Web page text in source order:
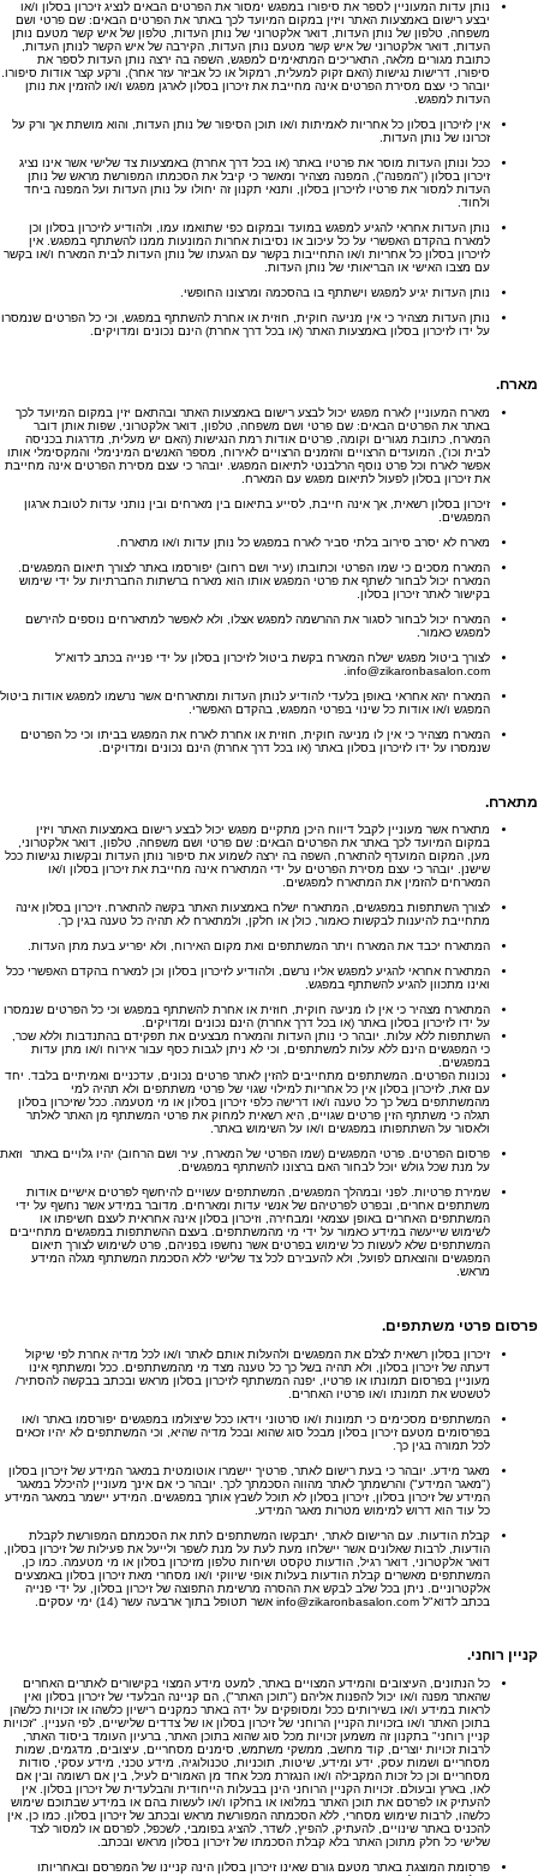
נותן עדות המעוניין לספר את סיפורו במפגש ימסור את הפרטים הבאים לנציג זיכרון בסלון ו/או
יבצע רישום באמצעות האתר ויזין במקום המיועד לכך באתר את הפרטים הבאים: שם פרטי ושם
משפחה, טלפון של נותן העדות, דואר אלקטרוני של נותן העדות, טלפון של איש קשר מטעם נותן
העדות, דואר אלקטרוני של איש קשר מטעם נותן העדות, הקירבה של איש הקשר לנותן העדות,
כתובת מגורים מלאה, התאריכים המתאימים למפגש, השפה בה ירצה נותן העדות לספר את
סיפורו, דרישות נגישות (האם זקוק למעלית, רמקול או כל אביזר עזר אחר), ורקע קצר אודות סיפורו.
יובהר כי עצם מסירת הפרטים אינה מחייבת את זיכרון בסלון לארגן מפגש ו/או להזמין את נותן
העדות למפגש.
אין לזיכרון בסלון כל אחריות לאמיתות ו/או תוכן הסיפור של נותן העדות, והוא מושתת אך ורק על
זכרונו של נותן העדות.
ככל ונותן העדות מוסר את פרטיו באתר (או בכל דרך אחרת) באמצעות צד שלישי אשר אינו נציג
זיכרון בסלון ("המפנה"), המפנה מצהיר ומאשר כי קיבל את הסכמתו המפורשת מראש של נותן
העדות למסור את פרטיו לזיכרון בסלון, ותנאי תקנון זה יחולו על נותן העדות ועל המפנה ביחד
ולחוד.
נותן העדות אחראי להגיע למפגש במועד ובמקום כפי שתואמו עמו, ולהודיע לזיכרון בסלון וכן
למארח בהקדם האפשרי על כל עיכוב או נסיבות אחרות המונעות ממנו להשתתף במפגש. אין
לזיכרון בסלון כל אחריות ו/או התחייבות בקשר עם הגעתו של נותן העדות לבית המארח ו/או בקשר
עם מצבו האישי או הבריאותי של נותן העדות.
נותן העדות יגיע למפגש וישתתף בו בהסכמה ומרצונו החופשי.
נותן העדות מצהיר כי אין מניעה חוקית, חוזית או אחרת להשתתף במפגש, וכי כל הפרטים שנמסרו
על ידו לזיכרון בסלון באמצעות האתר (או בכל דרך אחרת) הינם נכונים ומדויקים.
מארח.
מארח המעוניין לארח מפגש יכול לבצע רישום באמצעות האתר ובהתאם יזין במקום המיועד לכך
באתר את הפרטים הבאים: שם פרטי ושם משפחה, טלפון, דואר אלקטרוני, שפות אותן דובר
המארח, כתובת מגורים וקומה, פרטים אודות רמת הנגישות (האם יש מעלית, מדרגות בכניסה
לבית וכו'), המועדים הרצויים והזמנים הרצויים לאירוח, מספר האנשים המינימלי והמקסימלי אותו
אפשר לארח וכל פרט נוסף הרלבנטי לתיאום המפגש. יובהר כי עצם מסירת הפרטים אינה מחייבת
את זיכרון בסלון לפעול לתיאום מפגש עם המארח.
זיכרון בסלון רשאית, אך אינה חייבת, לסייע בתיאום בין מארחים ובין נותני עדות לטובת ארגון
המפגשים.
מארח לא יסרב סירוב בלתי סביר לארח במפגש כל נותן עדות ו/או מתארח.
המארח מסכים כי שמו הפרטי וכתובתו (עיר ושם רחוב) יפורסמו באתר לצורך תיאום המפגשים.
המארח יכול לבחור לשתף את פרטי המפגש אותו הוא מארח ברשתות החברתיות על ידי שימוש
בקישור לאתר זיכרון בסלון.
המארח יכול לבחור לסגור את ההרשמה למפגש אצלו, ולא לאפשר למתארחים נוספים להירשם
למפגש כאמור.
לצורך ביטול מפגש ישלח המארח בקשת ביטול לזיכרון בסלון על ידי פנייה בכתב לדוא"ל
info@zikaronbasalon.com.
המארח יהא אחראי באופן בלעדי להודיע לנותן העדות ומתארחים אשר נרשמו למפגש אודות ביטול
המפגש ו/או אודות כל שינוי בפרטי המפגש, בהקדם האפשרי.
המארח מצהיר כי אין לו מניעה חוקית, חוזית או אחרת לארח את המפגש בביתו וכי כל הפרטים
שנמסרו על ידו לזיכרון בסלון באתר (או בכל דרך אחרת) הינם נכונים ומדויקים.
מתארח.
מתארח אשר מעוניין לקבל דיווח היכן מתקיים מפגש יכול לבצע רישום באמצעות האתר ויזין
במקום המיועד לכך באתר את הפרטים הבאים: שם פרטי ושם משפחה, טלפון, דואר אלקטרוני,
מען, המקום המועדף להתארח, השפה בה ירצה לשמוע את סיפור נותן העדות ובקשות נגישות ככל
שישנן. יובהר כי עצם מסירת הפרטים על ידי המתארח אינה מחייבת את זיכרון בסלון ו/או
המארחים להזמין את המתארח למפגשים.
לצורך השתתפות במפגשים, המתארח ישלח באמצעות האתר בקשה להתארח. זיכרון בסלון אינה
מתחייבת להיענות לבקשות כאמור, כולן או חלקן, ולמתארח לא תהיה כל טענה בגין כך.
המתארח יכבד את המארח ויתר המשתתפים ואת מקום האירוח, ולא יפריע בעת מתן העדות.
המתארח אחראי להגיע למפגש אליו נרשם, ולהודיע לזיכרון בסלון וכן למארח בהקדם האפשרי ככל
ואינו מתכוון להגיע להשתתף במפגש.
המתארח מצהיר כי אין לו מניעה חוקית, חוזית או אחרת להשתתף במפגש וכי כל הפרטים שנמסרו
על ידו לזיכרון בסלון באתר (או בכל דרך אחרת) הינם נכונים ומדויקים.
השתתפות ללא עלות. יובהר כי נותן העדות והמארח מבצעים את תפקידם בהתנדבות וללא שכר,
כי המפגשים הינם ללא עלות למשתתפים, וכי לא ניתן לגבות כסף עבור אירוח ו/או מתן עדות
במפגשים.
נכונות הפרטים. המשתתפים מתחייבים להזין לאתר פרטים נכונים, עדכניים ואמיתיים בלבד. יחד
עם זאת, לזיכרון בסלון אין כל אחריות למילוי שגוי של פרטי משתתפים ולא תהיה למי
מהמשתתפים בשל כך כל טענה ו/או דרישה כלפי זיכרון בסלון או מי מטעמה. ככל שזיכרון בסלון
תגלה כי משתתף הזין פרטים שגויים, היא רשאית למחוק את פרטי המשתתף מן האתר לאלתר
ולאסור על השתתפותו במפגשים ו/או על השימוש באתר.
פרסום הפרטים. פרטי המפגשים (שמו הפרטי של המארח, עיר ושם הרחוב) יהיו גלויים באתר וזאת
על מנת שכל גולש יוכל לבחור האם ברצונו להשתתף במפגשים.
שמירת פרטיות. לפני ובמהלך המפגשים, המשתתפים עשויים להיחשף לפרטים אישיים אודות
משתתפים אחרים, ובפרט לפרטיהם של אנשי עדות ומארחים. מדובר במידע אשר נחשף על ידי
המשתתפים האחרים באופן עצמאי ומבחירה, וזיכרון בסלון אינה אחראית לעצם חשיפתו או
לשימוש שייעשה במידע כאמור על ידי מי מהמשתתפים. בעצם ההשתתפות במפגשים מתחייבים
המשתתפים שלא לעשות כל שימוש בפרטים אשר נחשפו בפניהם, פרט לשימוש לצורך תיאום
המפגשים והוצאתם לפועל, ולא להעבירם לכל צד שלישי ללא הסכמת המשתתף מגלה המידע
מראש.
פרסום פרטי משתתפים.
זיכרון בסלון רשאית לצלם את המפגשים ולהעלות אותם לאתר ו/או לכל מדיה אחרת לפי שיקול
דעתה של זיכרון בסלון, ולא תהיה בשל כך כל טענה מצד מי מהמשתתפים. ככל ומשתתף אינו
מעוניין בפרסום תמונתו או פרטיו, יפנה המשתתף לזיכרון בסלון מראש ובכתב בבקשה להסתיר/
לטשטש את תמונתו ו/או פרטיו האחרים.
המשתתפים מסכימים כי תמונות ו/או סרטוני וידאו ככל שיצולמו במפגשים יפורסמו באתר ו/או
בפרסומים מטעם זיכרון בסלון מבכל סוג שהוא ובכל מדיה שהיא, וכי המשתתפים לא יהיו זכאים
לכל תמורה בגין כך.
מאגר מידע. יובהר כי בעת רישום לאתר, פרטיך יישמרו אוטומטית במאגר המידע של זיכרון בסלון
("מאגר המידע") והרשמתך לאתר מהווה הסכמתך לכך. יובהר כי אם אינך מעוניין להיכלל במאגר
המידע של זיכרון בסלון, זיכרון בסלון לא תוכל לשבץ אותך במפגשים. המידע יישמר במאגר המידע
כל עוד הוא דרוש למימוש מטרות מאגר המידע.
קבלת הודעות. עם הרישום לאתר, יתבקשו המשתתפים לתת את הסכמתם המפורשת לקבלת
הודעות, לרבות שאלונים אשר יישלחו מעת לעת על מנת לשפר ולייעל את פעילות של זיכרון בסלון,
דואר אלקטרוני, דואר רגיל, הודעות טקסט ושיחות טלפון מזיכרון בסלון או מי מטעמה. כמו כן,
המשתתפים מאשרים קבלת הודעות בעלות אופי שיווקי ו/או מסחרי מאת זיכרון בסלון באמצעים
אלקטרוניים. ניתן בכל שלב לבקש את ההסרה מרשימת התפוצה של זיכרון בסלון, על ידי פנייה
בכתב לדוא"ל info@zikaronbasalon.com אשר תטופל בתוך ארבעה עשר (14) ימי עסקים.
קניין רוחני.
כל הנתונים, העיצובים והמידע המצויים באתר, למעט מידע המצוי בקישורים לאתרים האחרים
שהאתר מפנה ו/או יכול להפנות אליהם ("תוכן האתר"), הם קניינה הבלעדי של זיכרון בסלון ואין
לראות במידע ו/או בשירותים ככל ומסופקים על ידה באתר כמקנים רישיון כלשהו או זכויות כלשהן
בתוכן האתר ו/או בזכויות הקניין הרוחני של זיכרון בסלון או של צדדים שלישיים, לפי העניין. "זכויות
קניין רוחני" בתקנון זה משמען זכויות מכל סוג שהוא בתוכן האתר, ברעיון העומד ביסוד האתר,
לרבות זכויות יוצרים, קוד מחשב, ממשקי משתמש, סימנים מסחריים, עיצובים, מדגמים, שמות
מסחריים ושמות עסק, ידע ומידע, שיטות, תוכניות, טכנולוגיה, מידע טכני, מידע עסקי, סודות
מסחריים וכן כל זכות המקבילה ו/או הנגזרת מכל אחד מן האמורים לעיל, בין אם רשומה ובין אם
לאו, בארץ ובעולם. זכויות הקניין הרוחני הינן בבעלות הייחודית והבלעדית של זיכרון בסלון. אין
להעתיק או לפרסם את תוכן האתר במלואו או בחלקו ו/או לעשות בהם או במידע שבתוכם שימוש
כלשהו, לרבות שימוש מסחרי, ללא הסכמתה המפורשת מראש ובכתב של זיכרון בסלון. כמו כן, אין
להכניס באתר שינויים, להעתיק, להפיץ, לשדר, להציג בפומבי, לשכפל, לפרסם או למסור לצד
שלישי כל חלק מתוכן האתר בלא קבלת הסכמתו של זיכרון בסלון מראש ובכתב.
פרסומת המוצגת באתר מטעם גורם שאינו זיכרון בסלון הינה קניינו של המפרסם ובאחריותו